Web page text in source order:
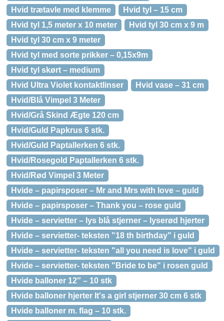
Hvid trætavle med klemme
Hvid tyl – 15 cm
Hvid tyl 1,5 meter x 10 meter
Hvid tyl 30 cm x 9 m
Hvid tyl 30 cm x 9 meter
Hvid tyl med sorte prikker – 0,15x9m
Hvid tyl skørt – medium
Hvid Ultra Violet kontaktlinser
Hvid vase – 31 cm
Hvid/Blå Vimpel 3 Meter
Hvid/Grå Skind Ægte 120 cm
Hvid/Guld Papkrus 6 stk.
Hvid/Guld Paptallerken 6 stk.
Hvid/Rosegold Paptallerken 6 stk.
Hvid/Rød Vimpel 3 Meter
Hvide – papirsposer – Mr and Mrs with love – guld
Hvide – papirsposer – Thank you – rose guld
Hvide – servietter – lys blå stjerner – lyserød hjerter
Hvide – servietter- teksten "18 th birthday" i guld
Hvide – servietter- teksten "all you need is love" i guld
Hvide – servietter- teksten "Bride to be" i rosen guld
Hvide balloner 12″ – 10 stk
Hvide balloner hjerter It's a girl stjerner 30 cm 6 stk
Hvide balloner m. flag – 10 stk.